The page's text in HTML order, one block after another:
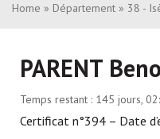
Home » Département » 38 -
PARENT
Temps restant : 145 jours,
Certificat n°394 – Date